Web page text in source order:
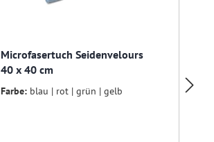
Microfasertuch Seidenvelours
40 x 40 cm
Farbe: blau | rot | grün | gelb